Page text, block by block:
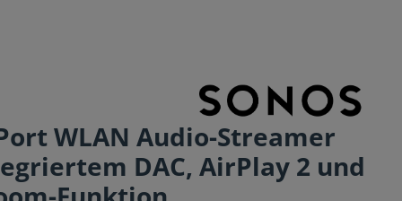
WLAN Audio-Streamer
DAC, AirPlay 2 und